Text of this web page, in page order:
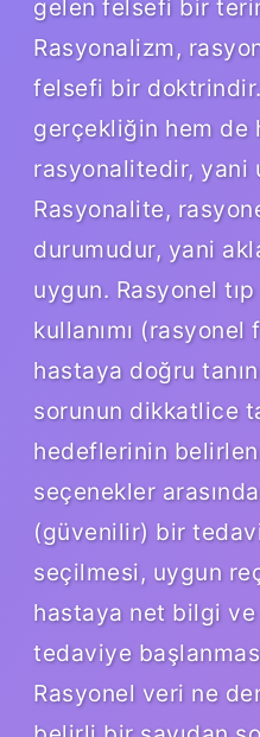
gelen felsefi bir
Rasyonalizm,
felsefi bir
gerçekliğin hem de
rasyonalitedir, yani
Rasyonalite,
durumudur, yani
uygun. Rasyonel
kullanımı
hastaya doğru
sorunun dikkatlice
hedeflerinin
seçenekler
(güvenilir) bir
seçilmesi, uygun
hastaya net bilgi
tedaviye
Rasyonel veri ne